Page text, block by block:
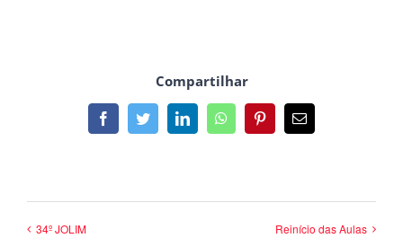
Compartilhar
34º JOLIM Reinício das Aulas